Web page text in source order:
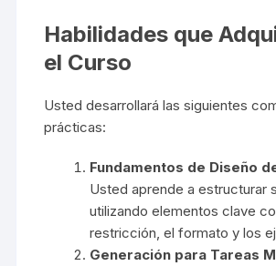
Habilidades que
el Curso
Usted desarrollará las siguientes
prácticas:
Fundamentos de Diseño
Usted aprende a estructurar
utilizando elementos clave
restricción, el formato y los
Generación para Tareas